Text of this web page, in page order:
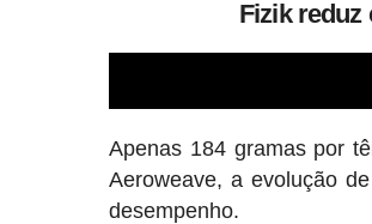
Fizik reduz
Apenas 184 gramas por
Aeroweave, a evolução
desempenho.